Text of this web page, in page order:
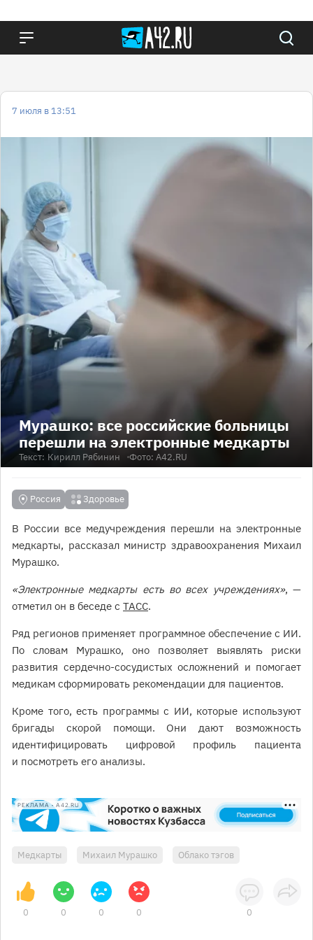
7 июля в 13:51
Мурашко: все российские больницы
перешли на электронные медкарты
Текст: Кирилл Рябинин Фото: А42.RU
Россия Здоровье
В России все медучреждения перешли на электронные
медкарты, рассказал министр здравоохранения Михаил
Мурашко.
«Электронные медкарты есть во всех учреждениях», —
отметил он в беседе с ТАСС.
Ряд регионов применяет программное обеспечение с ИИ.
По словам Мурашко, оно позволяет выявлять риски
развития сердечно-сосудистых осложнений и помогает
медикам сформировать рекомендации для пациентов.
Кроме того, есть программы с ИИ, которые используют
бригады скорой помощи. Они дают возможность
идентифицировать цифровой профиль пациента
и посмотреть его анализы.
РЕКЛАМА • A42.RU
Медкарты Михаил Мурашко Облако тэгов
0 0 0 0 0